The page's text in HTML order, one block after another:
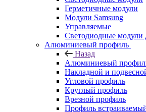
Герметичные модули
Модули Samsung
Управляемые
Светодиодные модули
Алюминиевый профиль
Назад
Алюминиевый
Накладной и
Угловой профиль
Круглый профиль
Врезной профиль
Профиль